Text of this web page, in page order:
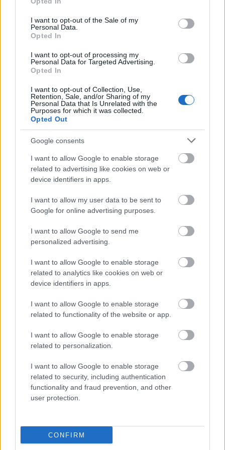
use your data for below specified purposes in below Google
consent section.
I want to opt-out of the Sale of my
Personal Data.
Opted In
I want to opt-out of processing my
Personal Data for Targeted Advertising.
Opted In
I want to opt-out of Collection, Use,
Retention, Sale, and/or Sharing of my
Personal Data that Is Unrelated with the
Purposes for which it was collected.
Opted Out
Google consents
I want to allow Google to enable storage
related to advertising like cookies on web or
device identifiers in apps.
I want to allow my user data to be sent to
Google for online advertising purposes.
I want to allow Google to send me
personalized advertising.
I want to allow Google to enable storage
related to analytics like cookies on web or
device identifiers in apps.
I want to allow Google to enable storage
related to functionality of the website or app.
I want to allow Google to enable storage
related to personalization.
I want to allow Google to enable storage
related to security, including authentication
functionality and fraud prevention, and other
user protection.
CONFIRM
Amikor ilyen szövegeket olvasok, akkor mindig arra
gondolok, hogy ha egyetlen konkrét példát tudna
mondani a szerző erre, akkor már megnyugodnék,
és talán közelebb kerülnénk egymás megértéséhez.
Mikor tekintettek a liberálisok (bal?) szégyenletes
provincializmusként a témára? Fogalmam sincs,
hogy miről beszélsz.
volankombi
16 éve
@Zoltanius: Örvendetes tény, hogy soha nem vettél a
kezedbe Magyar Narancsot, Élet és Irodalmat
ésatöbbi.
@piefke: olvasgatom, olvasgatom
Trebits
Ez a beirás elég laposra sikeredett, annak ellenére,
Vannak kijelentések melyeket nem támaszt alá a
szerzö hanem teljes igazságként irja le.Pld: "
közösséget megtagadó liberalizmus," hiszen ez így
manipulál, persze tudatlanul.
Kár érte.
15 éve
Sajnálom, hogy itt is terjed az a városi legenda,
amely szerint a 68-as baloldal = középosztály
olaszországi FORRÓ ŐSZ (1969-1972; munkások),
mexikói mozgalmak (munkások). Csakugyan: